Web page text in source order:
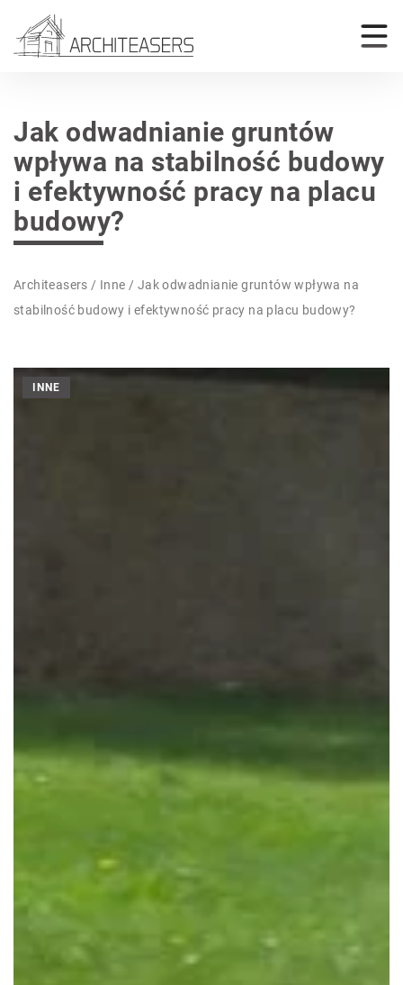
Jak odwadnianie gruntów
wpływa na stabilność budowy
i efektywność pracy na placu
budowy?
Architeasers / Inne / Jak odwadnianie gruntów wpływa na
stabilność budowy i efektywność pracy na placu budowy?
INNE